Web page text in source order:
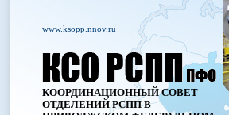
www.ksopp.nnov.ru
КООРДИНАЦИОННЫЙ СОВЕТ
ОТДЕЛЕНИЙ РСПП В